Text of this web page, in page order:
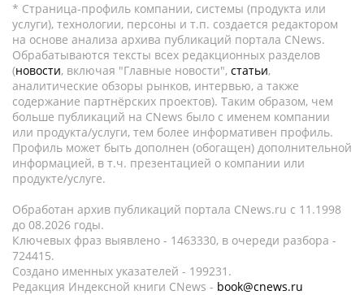
* Страница-профиль компании, системы (продукта или
услуги), технологии, персоны и т.п. создается редактором
на основе анализа архива публикаций портала CNews.
Обрабатываются тексты всех редакционных разделов
(новости, включая "Главные новости", статьи,
аналитические обзоры рынков, интервью, а также
содержание партнёрских проектов). Таким образом, чем
больше публикаций на CNews было с именем компании
или продукта/услуги, тем более информативен профиль.
Профиль может быть дополнен (обогащен) дополнительной
информацией, в т.ч. презентацией о компании или
продукте/услуге.
Обработан архив публикаций портала CNews.ru c 11.1998
до 08.2026 годы.
Ключевых фраз выявлено - 1463330, в очереди разбора -
724415.
Создано именных указателей - 199231.
Редакция Индексной книги CNews - book@cnews.ru